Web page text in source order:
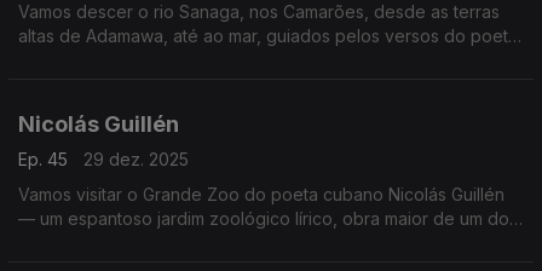
Vamos descer o rio Sanaga, nos Camarões, desde as terras
altas de Adamawa, até ao mar, guiados pelos versos do poeta
Nicolás Guillén
Ep. 45
29 dez. 2025
Vamos visitar o Grande Zoo do poeta cubano Nicolás Guillén
— um espantoso jardim zoológico lírico, obra maior de um dos